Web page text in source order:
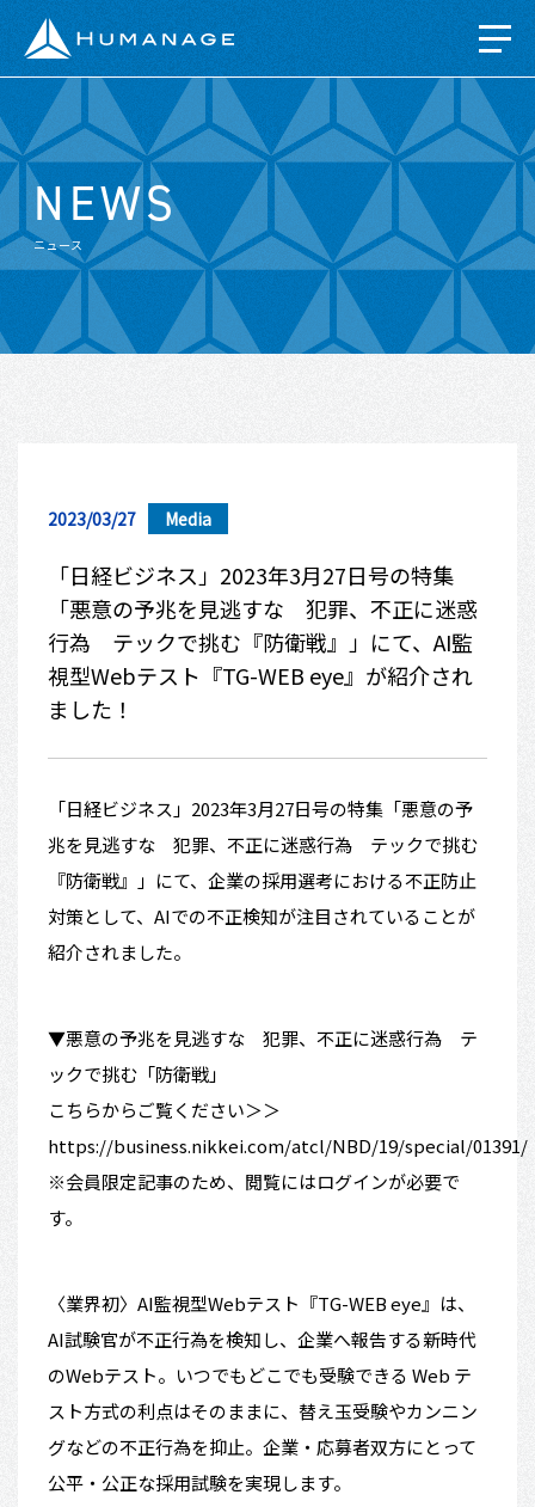
NEWS
ニュース
2023/03/27 Media
「日経ビジネス」2023年3月27日号の特集
「悪意の予兆を見逃すな 犯罪、不正に迷惑
行為 テックで挑む『防衛戦』」にて、AI監
視型Webテスト『TG-WEB eye』が紹介され
ました！
「日経ビジネス」2023年3月27日号の特集「悪意の予
兆を見逃すな 犯罪、不正に迷惑行為 テックで挑む
『防衛戦』」にて、企業の採用選考における不正防止
対策として、AIでの不正検知が注目されていることが
紹介されました。
▼悪意の予兆を見逃すな 犯罪、不正に迷惑行為 テ
ックで挑む「防衛戦」
こちらからご覧ください＞＞
https://business.nikkei.com/atcl/NBD/19/special/01391/
※会員限定記事のため、閲覧にはログインが必要で
す。
〈業界初〉AI監視型Webテスト『TG-WEB eye』は、
AI試験官が不正行為を検知し、企業へ報告する新時代
のWebテスト。いつでもどこでも受験できる Web テ
スト方式の利点はそのままに、替え玉受験やカンニン
グなどの不正行為を抑止。企業・応募者双方にとって
公平・公正な採用試験を実現します。